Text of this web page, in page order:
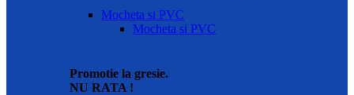
Mocheta si PVC
Mocheta si PVC
Promotie la gresie.
NU RATA !